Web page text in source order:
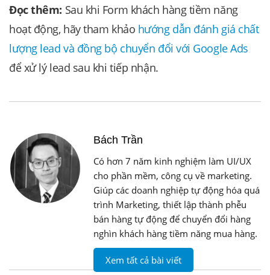
Đọc thêm: Sau khi Form khách hàng tiềm năng
hoạt động, hãy tham khảo hướng dẫn đánh giá chất
lượng lead và đồng bộ chuyển đổi với Google Ads
để xử lý lead sau khi tiếp nhận.
Bách Trần
Có hơn 7 năm kinh nghiệm làm UI/UX
cho phần mềm, công cụ về marketing.
Giúp các doanh nghiệp tự động hóa quá
trình Marketing, thiết lập thành phễu
bán hàng tự động để chuyển đổi hàng
nghìn khách hàng tiềm năng mua hàng.
Xem tất cả bài viết